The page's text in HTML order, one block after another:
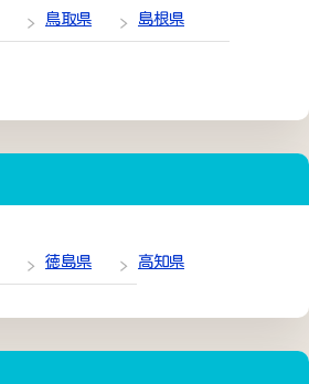
鳥取県 島根県
徳島県 高知県